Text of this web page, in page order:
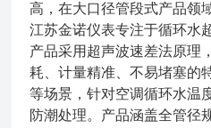
高，在大口径管段式产品领
江苏金诺仪表专注于循环水
产品采用超声波速差法原理
耗、计量精准、不易堵塞的
等场景，针对空调循环水温
防潮处理。产品涵盖全管径